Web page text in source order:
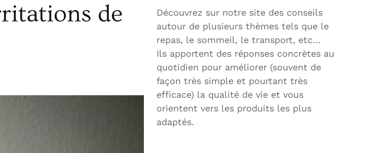
de
Découvrez sur notre site des conseils
autour de plusieurs thèmes tels que le
repas, le sommeil, le transport, etc…
Ils apportent des réponses concrètes au
quotidien pour améliorer (souvent de
façon très simple et pourtant très
efficace) la qualité de vie et vous
orientent vers les produits les plus
adaptés.